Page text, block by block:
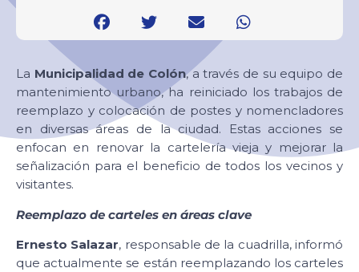
La Municipalidad de Colón, a través de su equipo de
mantenimiento urbano, ha reiniciado los trabajos de
reemplazo y colocación de postes y nomencladores
en diversas áreas de la ciudad. Estas acciones se
enfocan en renovar la cartelería vieja y mejorar la
señalización para el beneficio de todos los vecinos y
visitantes.
Reemplazo de carteles en áreas clave
Ernesto Salazar, responsable de la cuadrilla, informó
que actualmente se están reemplazando los carteles